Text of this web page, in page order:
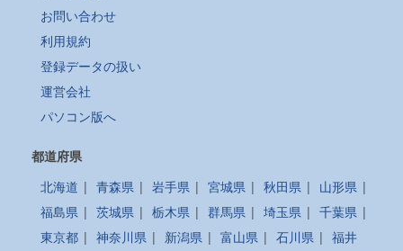
お問い合わせ
利用規約
登録データの扱い
運営会社
パソコン版へ
都道府県
北海道 | 青森県 | 岩手県 | 宮城県 | 秋田県 | 山形県 |
福島県 | 茨城県 | 栃木県 | 群馬県 | 埼玉県 | 千葉県 |
東京都 | 神奈川県 | 新潟県 | 富山県 | 石川県 | 福井